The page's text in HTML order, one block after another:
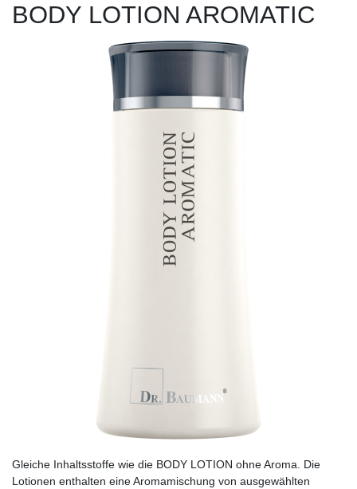
BODY LOTION AROMATIC
Gleiche Inhaltsstoffe wie die BODY LOTION ohne Aroma. Die
Lotionen enthalten eine Aromamischung von ausgewählten